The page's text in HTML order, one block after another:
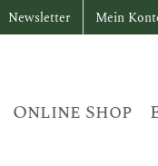
Newsletter Mein
Online Shop